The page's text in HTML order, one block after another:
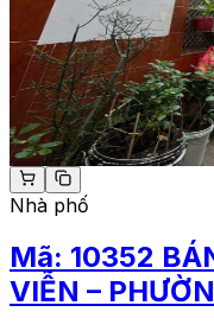
Nhà phố
Mã: 10352
VIỄN –